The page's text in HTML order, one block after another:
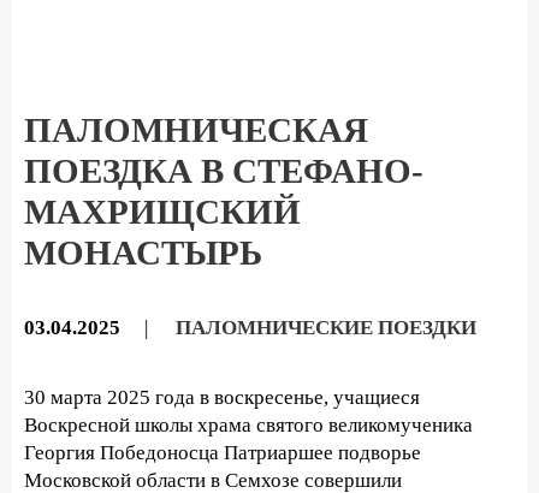
ПАЛОМНИЧЕСКАЯ
ПОЕЗДКА В СТЕФАНО-
МАХРИЩСКИЙ
МОНАСТЫРЬ
03.04.2025 | ПАЛОМНИЧЕСКИЕ ПОЕЗДКИ
30 марта 2025 года в воскресенье, учащиеся
Воскресной школы храма святого великомученика
Георгия Победоносца Патриаршее подворье
Московской области в Семхозе совершили